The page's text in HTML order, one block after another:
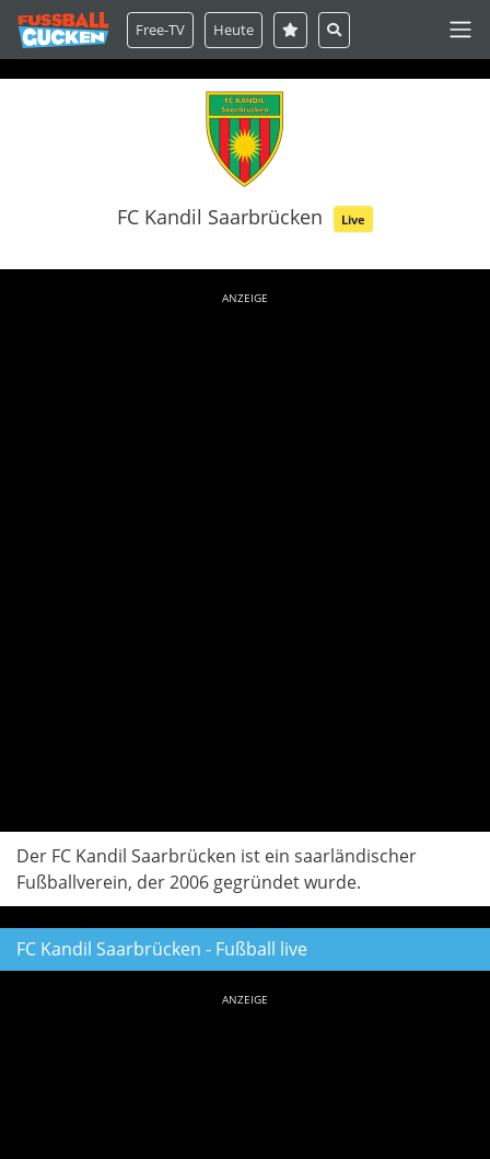
Free-TV Heute
FC Kandil Saarbrücken Live
ANZEIGE
Der FC Kandil Saarbrücken ist ein saarländischer
Fußballverein, der 2006 gegründet wurde.
FC Kandil Saarbrücken - Fußball live
ANZEIGE